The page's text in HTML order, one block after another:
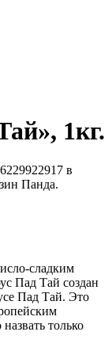
1кг.
сладким
Пад Тай создан
Пад Тай. Это
только